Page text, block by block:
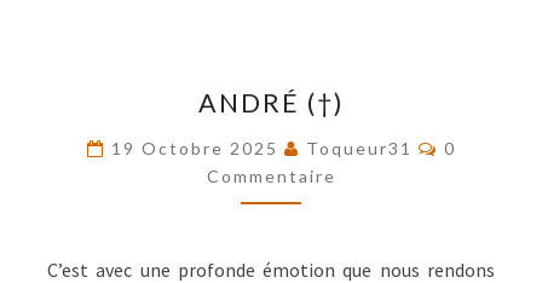
(†)
ANDRÉ (†)
19 Octobre 2025 Toqueur31
0
Commentaire
C’est avec une profonde émotion que nous rendons